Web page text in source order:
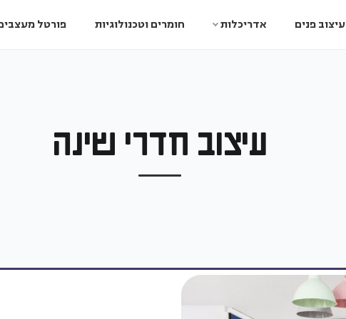
עיצוב פנים אדריכלות חומרים וטכנולוגיות פורטל
עיצוב חדרי שינה